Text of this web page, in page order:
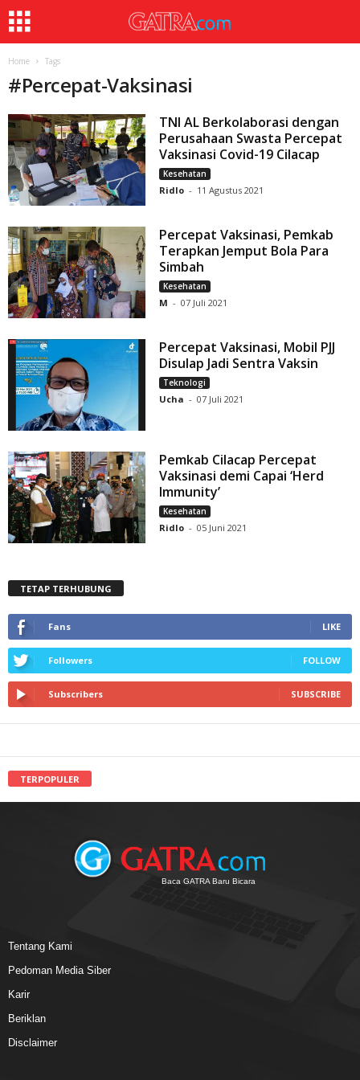
Home Tags
#Percepat-Vaksinasi
TNI AL Berkolaborasi dengan
Perusahaan Swasta Percepat
Vaksinasi Covid-19 Cilacap
Kesehatan
Ridlo - 11 Agustus 2021
Percepat Vaksinasi, Pemkab
Terapkan Jemput Bola Para
Simbah
Kesehatan
M - 07 Juli 2021
Percepat Vaksinasi, Mobil PJJ
Disulap Jadi Sentra Vaksin
Teknologi
Ucha - 07 Juli 2021
Pemkab Cilacap Percepat
Vaksinasi demi Capai ‘Herd
Immunity’
Kesehatan
Ridlo - 05 Juni 2021
TETAP TERHUBUNG
Fans LIKE
Followers FOLLOW
Subscribers SUBSCRIBE
TERPOPULER
Baca GATRA Baru Bicara
Tentang Kami
Pedoman Media Siber
Karir
Beriklan
Disclaimer